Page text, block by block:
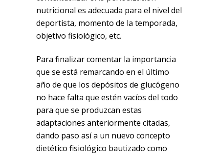
nutricional es adecuada para el nivel del
deportista, momento de la temporada,
objetivo fisiológico, etc.
Para finalizar comentar la importancia
que se está remarcando en el último
año de que los depósitos de glucógeno
no hace falta que estén vacíos del todo
para que se produzcan estas
adaptaciones anteriormente citadas,
dando paso así a un nuevo concepto
dietético fisiológico bautizado como